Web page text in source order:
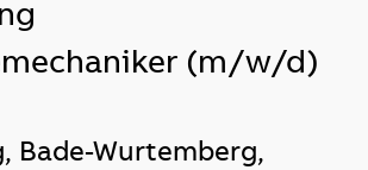
(m/w/d)
Bade-Wurtemberg,